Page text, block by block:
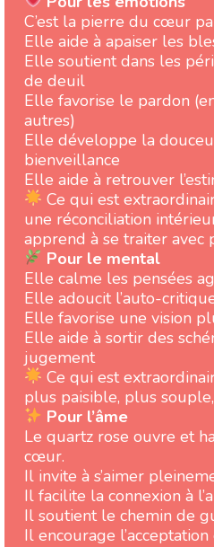
C’est la pierre du cœur
Elle aide à apaiser les
Elle soutient dans les
de deuil
Elle favorise le pardon
autres)
Elle développe la
bienveillance
Elle aide à retrouver
Ce qui est
une réconciliation
apprend à se traiter avec
Pour le mental
Elle calme les pensées
Elle adoucit l’auto-
Elle favorise une vision
Elle aide à sortir des
jugement
Ce qui est
plus paisible, plus
Pour l’âme
Le quartz rose ouvre et
cœur.
Il invite à s’aimer
Il facilite la connexion à
Il soutient le chemin de
Il encourage